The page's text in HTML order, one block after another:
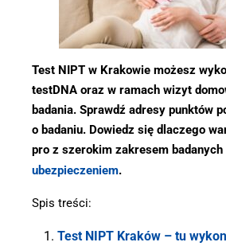
Test NIPT w Krakowie możesz
testDNA oraz w ramach wizyt
badania. Sprawdź adresy punktów
o badaniu. Dowiedz się dlaczego
pro z szerokim zakresem badanych
ubezpieczeniem.
Spis treści:
Test NIPT Kraków – tu